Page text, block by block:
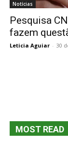
Notícias
Pesquisa
fazem
Leticia Aguiar - 30
MOST READ